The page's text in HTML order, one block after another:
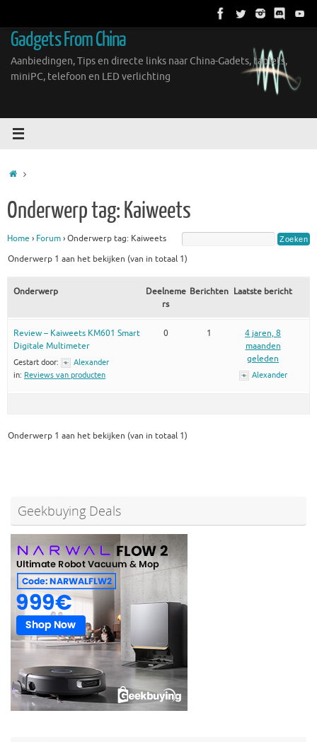
inhoud
Gadgets From China
Aanbiedingen, Tips en directe links naar China-Gadets, tablets,
miniPC, telefoon en LED verlichting
Home
Onderwerp tag: Kaiweets
Home › Forum›Onderwerp tag: Kaiweets
Onderwerp 1 aan het bekijken (van in totaal 1)
Onderwerp
Deelneme
rs
Berichten Laatste bericht
Review – Kaiweets KM601 Smart
Digitale Multimeter
Gestart door:
Alexander
in: Reviews van producten
0 1
4 jaren, 8
maanden
geleden
Alexander
Onderwerp 1 aan het bekijken (van in totaal 1)
Geekbuying Deals